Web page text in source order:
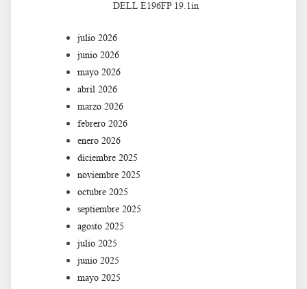
DELL E196FP 19.1in
julio 2026
junio 2026
mayo 2026
abril 2026
marzo 2026
febrero 2026
enero 2026
diciembre 2025
noviembre 2025
octubre 2025
septiembre 2025
agosto 2025
julio 2025
junio 2025
mayo 2025